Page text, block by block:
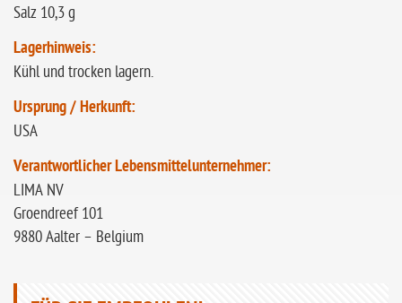
Salz 10,3 g
Lagerhinweis:
Kühl und trocken lagern.
Ursprung / Herkunft:
USA
Verantwortlicher Lebensmittelunternehmer:
LIMA NV
Groendreef 101
9880 Aalter – Belgium